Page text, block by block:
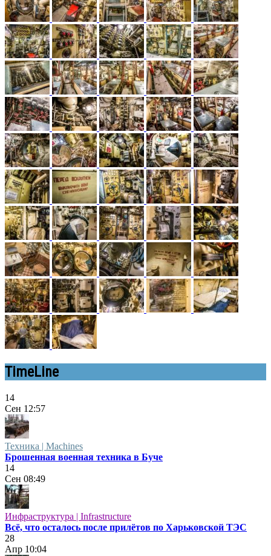
TimeLine
14
Сен 12:57
Техника | Machines
Брошенная военная техника в Буче
14
Сен 08:49
Инфраструктура | Infrastructure
Всё, что осталось после прилётов по Харьковской ТЭС
28
Апр 10:04